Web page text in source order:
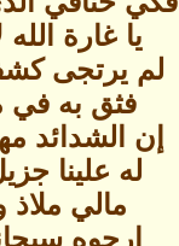
يا غارة
لم يرتجى
فثق به في
إن الشدائد
له علينا
مالي ملاذ
ارجوه